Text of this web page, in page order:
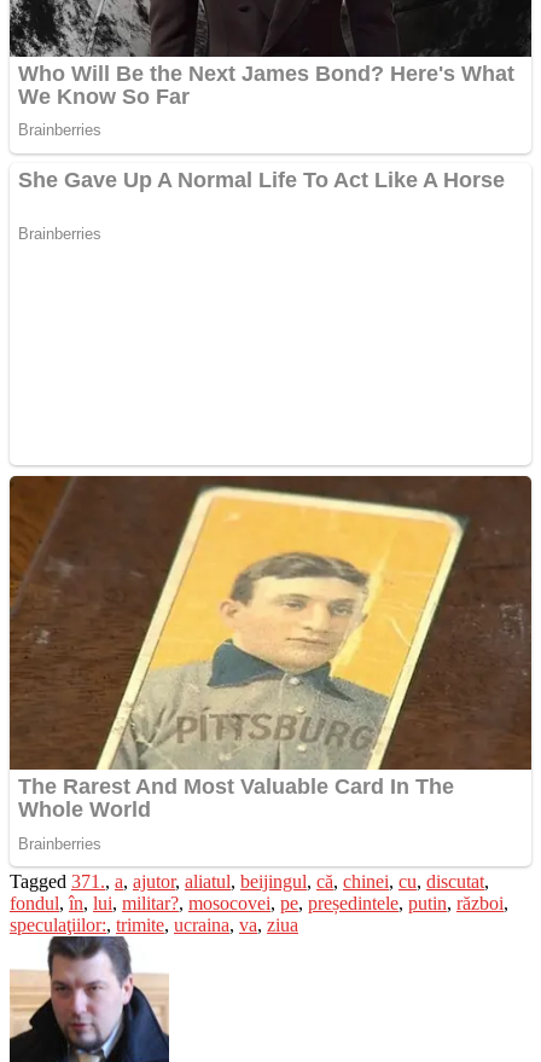
Tagged 371., a, ajutor, aliatul, beijingul, că, chinei, cu, discutat,
fondul,în, lui, militar?, mosocovei, pe, președintele, putin, război,
speculaţiilor:, trimite, ucraina, va, ziua